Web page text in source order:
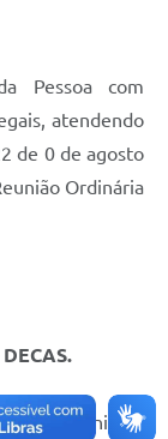
Pessoa com
atendendo
de 0 de agosto
Ordinária
Cidadania e